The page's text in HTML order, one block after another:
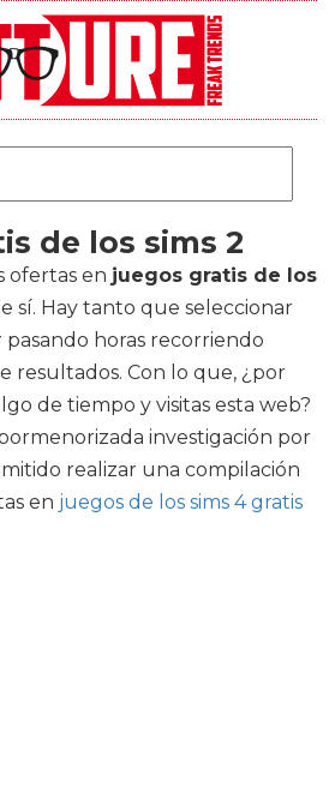
de los sims 2
ofertas en juegos gratis de los
sí. Hay tanto que seleccionar
horas recorriendo
resultados. Con lo que, ¿por
de tiempo y visitas esta web?
investigación por
realizar una compilación
en juegos de los sims 4 gratis